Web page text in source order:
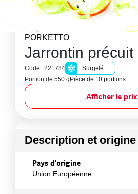
PORKETTO
Jarrontin précuit
Code : 221784
Surgelé
Portion de 550 g Pièce de 10 portions
Afficher le prix
Description et origine
Pays d'origine
Union Européenne